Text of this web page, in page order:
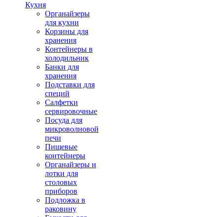
Кухня
Органайзеры
для кухни
Корзины для
хранения
Контейнеры в
холодильник
Банки для
хранения
Подставки для
специй
Салфетки
сервировочные
Посуда для
микроволновой
печи
Пищевые
контейнеры
Органайзеры и
лотки для
столовых
приборов
Подложка в
раковину